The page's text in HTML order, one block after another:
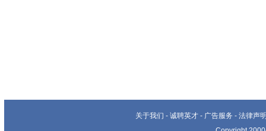
关于我们 - 诚聘英才 - 广告服务 - 法律声